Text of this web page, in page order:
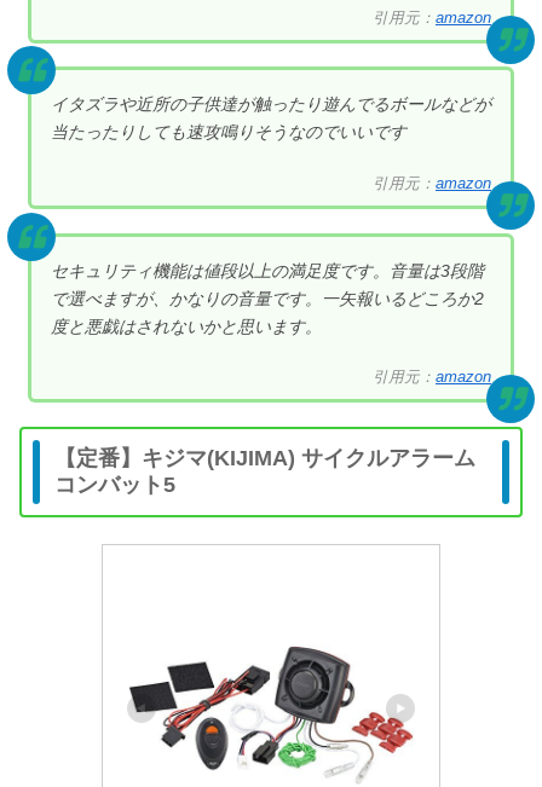
引用元： amazon
イタズラや近所の子供達が触ったり遊んでるボールなどが
当たったりしても速攻鳴りそうなのでいいです
引用元： amazon
セキュリティ機能は値段以上の満足度です。音量は3段階
で選べますが、かなりの音量です。一矢報いるどころか2
度と悪戯はされないかと思います。
引用元： amazon
【定番】キジマ(KIJIMA) サイクルアラーム
コンバット5